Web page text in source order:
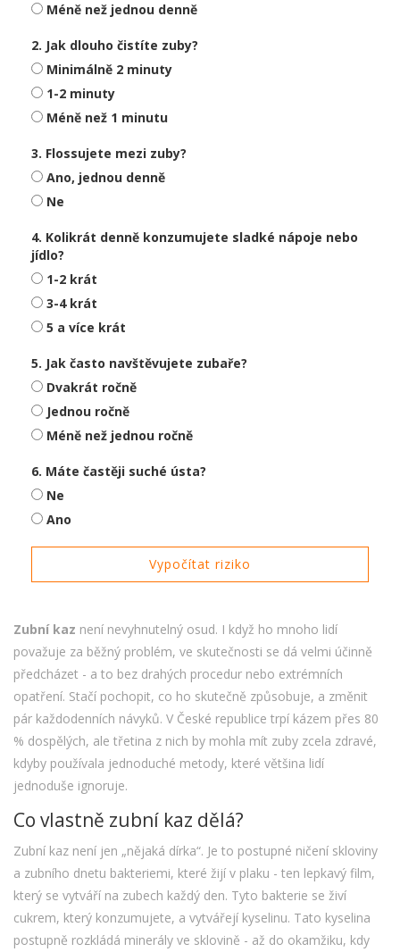
Méně než jednou denně
2. Jak dlouho čistíte zuby?
Minimálně 2 minuty
1-2 minuty
Méně než 1 minutu
3. Flossujete mezi zuby?
Ano, jednou denně
Ne
4. Kolikrát denně konzumujete sladké nápoje nebo
jídlo?
1-2 krát
3-4 krát
5 a více krát
5. Jak často navštěvujete zubaře?
Dvakrát ročně
Jednou ročně
Méně než jednou ročně
6. Máte častěji suché ústa?
Ne
Ano
Vypočítat riziko
Zubní kaz není nevyhnutelný osud. I když ho mnoho lidí
považuje za běžný problém, ve skutečnosti se dá velmi účinně
předcházet - a to bez drahých procedur nebo extrémních
opatření. Stačí pochopit, co ho skutečně způsobuje, a změnit
pár každodenních návyků. V České republice trpí kázem přes 80
% dospělých, ale třetina z nich by mohla mít zuby zcela zdravé,
kdyby používala jednoduché metody, které většina lidí
jednoduše ignoruje.
Co vlastně zubní kaz dělá?
Zubní kaz není jen „nějaká dírka“. Je to postupné ničení skloviny
a zubního dnetu bakteriemi, které žijí v plaku - ten lepkavý film,
který se vytváří na zubech každý den. Tyto bakterie se živí
cukrem, který konzumujete, a vytvářejí kyselinu. Tato kyselina
postupně rozkládá minerály ve sklovině - až do okamžiku, kdy